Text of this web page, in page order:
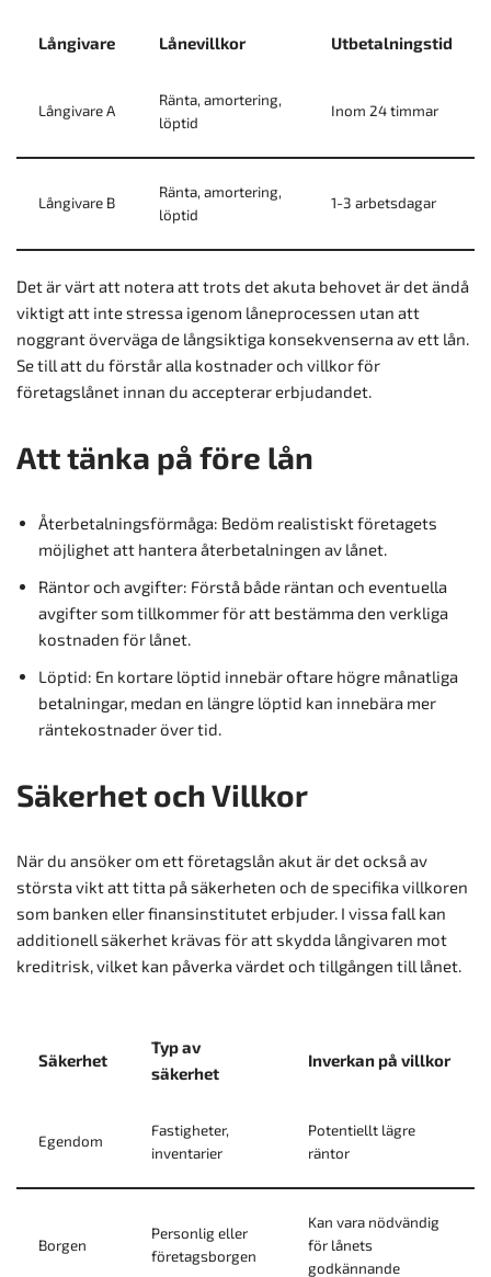
Långivare Lånevillkor Utbetalningstid
Långivare A
Ränta, amortering,
löptid
Inom 24 timmar
Långivare B
Ränta, amortering,
löptid
1-3 arbetsdagar
Det är värt att notera att trots det akuta behovet är det ändå
viktigt att inte stressa igenom låneprocessen utan att
noggrant överväga de långsiktiga konsekvenserna av ett lån.
Se till att du förstår alla kostnader och villkor för
företagslånet innan du accepterar erbjudandet.
Att tänka på före lån
Återbetalningsförmåga: Bedöm realistiskt företagets
möjlighet att hantera återbetalningen av lånet.
Räntor och avgifter: Förstå både räntan och eventuella
avgifter som tillkommer för att bestämma den verkliga
kostnaden för lånet.
Löptid: En kortare löptid innebär oftare högre månatliga
betalningar, medan en längre löptid kan innebära mer
räntekostnader över tid.
Säkerhet och Villkor
När du ansöker om ett företagslån akut är det också av
största vikt att titta på säkerheten och de specifika villkoren
som banken eller finansinstitutet erbjuder. I vissa fall kan
additionell säkerhet krävas för att skydda långivaren mot
kreditrisk, vilket kan påverka värdet och tillgången till lånet.
Säkerhet
Typ av
säkerhet
Inverkan på villkor
Egendom
Fastigheter,
inventarier
Potentiellt lägre
räntor
Borgen
Personlig eller
företagsborgen
Kan vara nödvändig
för lånets
godkännande